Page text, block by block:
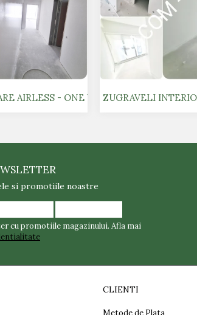
AIRLESS - ONE VERDI PARK 1
ZUGRAVELI
si promotiile noastre
cu promotiile magazinului. Afla mai
CLIENTI
Metode de Plata